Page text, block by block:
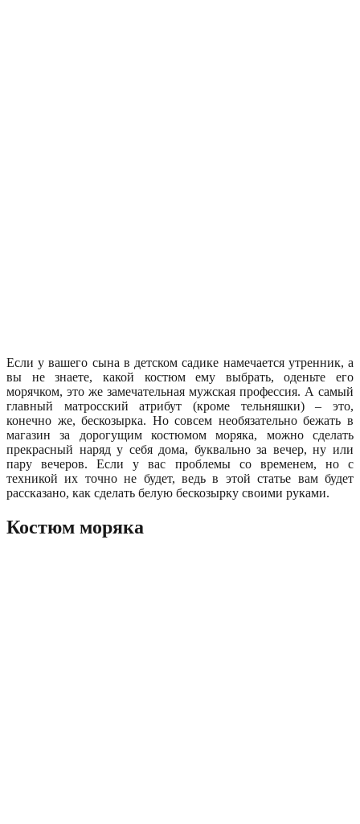
Если у вашего сына в детском садике намечается утренник, а
вы не знаете, какой костюм ему выбрать, оденьте его
морячком, это же замечательная мужская профессия. А самый
главный матросский атрибут (кроме тельняшки) – это,
конечно же, бескозырка. Но совсем необязательно бежать в
магазин за дорогущим костюмом моряка, можно сделать
прекрасный наряд у себя дома, буквально за вечер, ну или
пару вечеров. Если у вас проблемы со временем, но с
техникой их точно не будет, ведь в этой статье вам будет
рассказано, как сделать белую бескозырку своими руками.
Костюм моряка